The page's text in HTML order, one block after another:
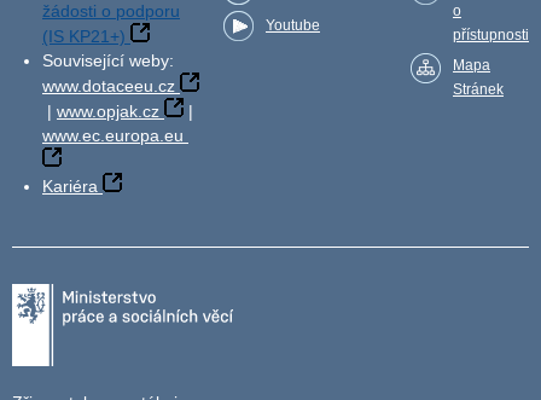
žádosti o podporu
(IS KP21+)
Související weby:
www.dotaceeu.cz
| www.opjak.cz
|
www.ec.europa.eu
Kariéra
Youtube
o
přístupnosti
Mapa
Stránek